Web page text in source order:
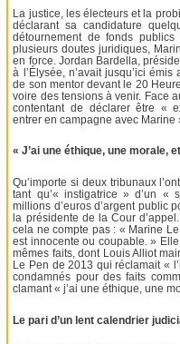
La justice, les électeurs et la
déclarant sa candidature
détournement de fonds
plusieurs doutes juridiques,
en force. Jordan Bardella,
à l’Élysée, n’avait jusqu’ici
de son mentor devant le 20
voire des tensions à venir. Face
contentant de déclarer être «
entrer en campagne avec Marine
« J’ai une éthique, une morale,
Qu’importe si deux tribunaux
tant qu’« instigatrice » d’un «
millions d’euros d’argent public
la présidente de la Cour
cela ne compte pas : « Marine
est innocente ou coupable. »
mêmes faits, dont Louis Alliot
Le Pen de 2013 qui réclamait «
condamnés pour des faits
clamant « j’ai une éthique, une
Le pari d’un lent calendrier